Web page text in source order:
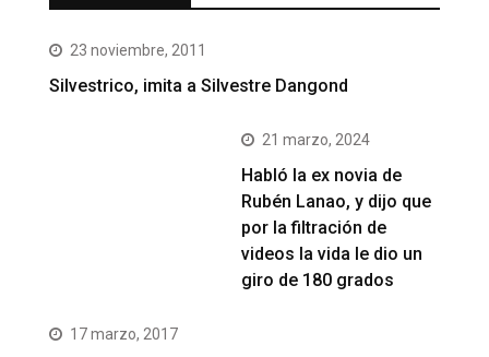
23 noviembre, 2011
Silvestrico, imita a Silvestre Dangond
21 marzo, 2024
Habló la ex novia de
Rubén Lanao, y dijo que
por la filtración de
videos la vida le dio un
giro de 180 grados
17 marzo, 2017